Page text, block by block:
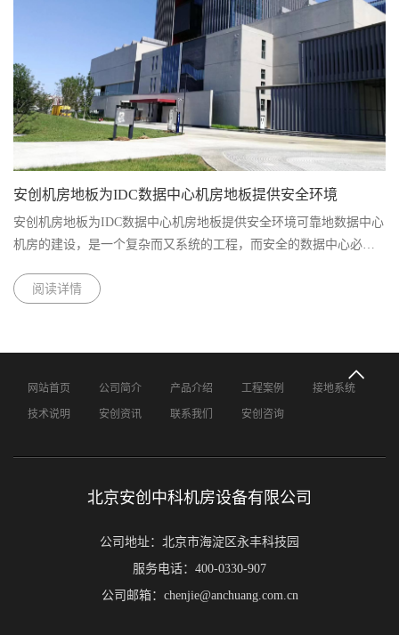
安创机房地板为IDC数据中心机房地板提供安全环境
安创机房地板为IDC数据中心机房地板提供安全环境可靠地数据中心
机房的建设，是一个复杂而又系统的工程，而安全的数据中心必须
运行造成不利影晌；温湿度环......
阅读详情
网站首页 公司简介 产品介绍 工程案例 接地系统
技术说明 安创资讯 联系我们 安创咨询
北京安创中科机房设备有限公司
公司地址：北京市海淀区永丰科技园
服务电话：400-0330-907
公司邮箱：chenjie@anchuang.com.cn